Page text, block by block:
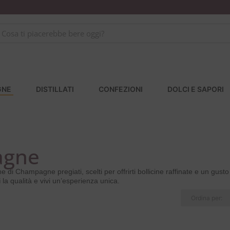
DISTILLATI CONFEZIONI DOLCI E SAPORI
di Champagne pregiati, scelti per offrirti bollicine raffinate e un
qualità e vivi un’esperienza unica.